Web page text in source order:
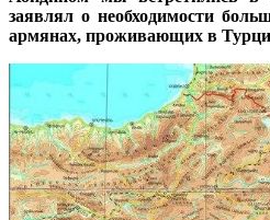
заявлял о необходимости
армянах, проживающих в